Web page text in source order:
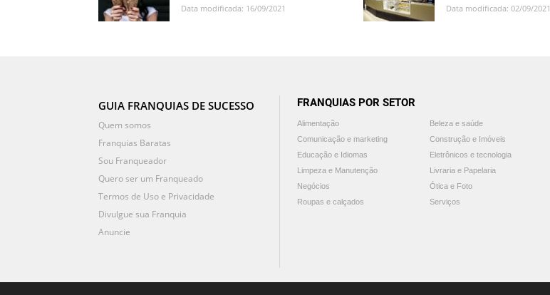
Data modificada: 16/09/2021 Data modificada: 02/09/2021
GUIA FRANQUIAS DE SUCESSO
Quem somos
Franquias Baratas
Sou Franqueador
Quero ser um Franqueado
Termos de Uso e Privacidade
Divulgue sua Franquia
Anuncie
FRANQUIAS POR SETOR
Alimentação Beleza e saúde
Comunicação e marketing
Construção e Imóveis
Educação e Idiomas
Eletrônicos e tecnologia
Limpeza e Manutenção
Livraria e Papelaria
Negócios
Ótica e Foto
Roupas e calçados
Serviços